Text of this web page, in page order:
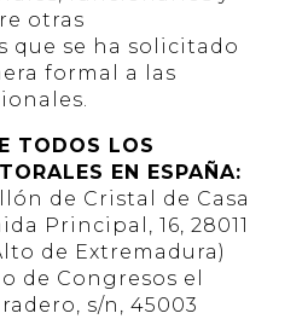
otras
que se ha solicitado
formal a las
TODOS LOS
EN ESPAÑA:
de Cristal de Casa
Principal, 16, 28011
de Extremadura)
de Congresos el
s/n, 45003